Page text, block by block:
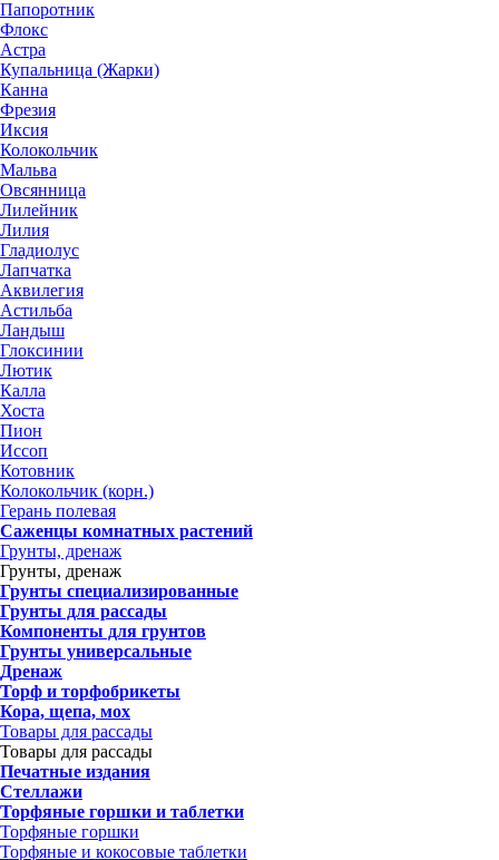
Папоротник
Флокс
Астра
Купальница (Жарки)
Канна
Фрезия
Иксия
Колокольчик
Мальва
Овсянница
Лилейник
Лилия
Гладиолус
Лапчатка
Аквилегия
Астильба
Ландыш
Глоксинии
Лютик
Калла
Хоста
Пион
Иссоп
Котовник
Колокольчик (корн.)
Герань полевая
Саженцы комнатных растений
Грунты, дренаж
Грунты, дренаж
Грунты специализированные
Грунты для рассады
Компоненты для грунтов
Грунты универсальные
Дренаж
Торф и торфобрикеты
Кора, щепа, мох
Товары для рассады
Товары для рассады
Печатные издания
Стеллажи
Торфяные горшки и таблетки
Торфяные горшки
Торфяные и кокосовые таблетки